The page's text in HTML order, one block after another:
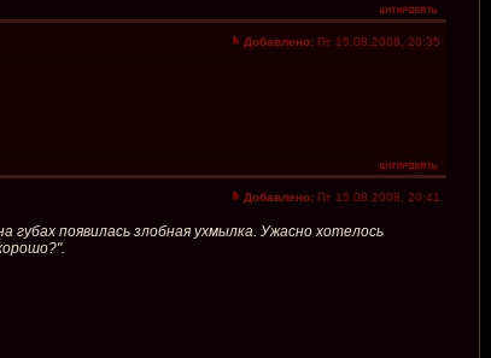
Добавлено: Пт 15.08.2008, 20:35
Добавлено: Пт 15.08.2008, 20:41
губах появилась злобная ухмылка. Ужасно хотелось